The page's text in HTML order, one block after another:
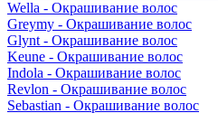
Wella - Окрашивание волос
Greymy - Окрашивание волос
Glynt - Окрашивание волос
Keune - Окрашивание волос
Indola - Окрашивание волос
Revlon - Окрашивание волос
Sebastian - Окрашивание волос